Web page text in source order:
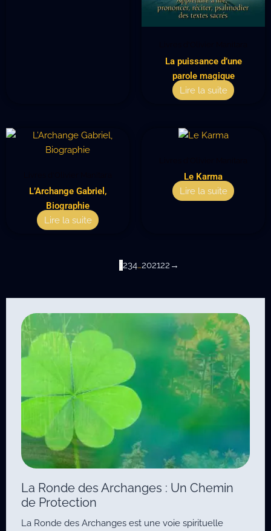
La puissance d’une
parole magique
Lire la suite
L’Archange Gabriel,
Biographie
Lire la suite
Le Karma
Lire la suite
234…202122 →
La Ronde des Archanges : Un Chemin
de Protection
La Ronde des Archanges est une voie spirituelle